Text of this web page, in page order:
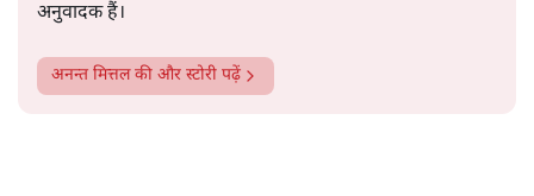
अनुवादक हैं।
अनन्त मित्तलकी और स्टोरी पढ़ें